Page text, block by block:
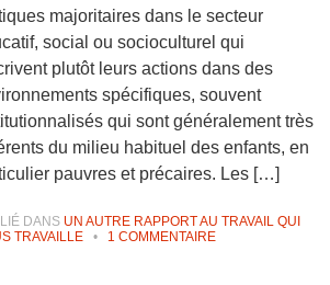
majoritaires dans le secteur
social ou socioculturel qui
plutôt leurs actions dans des
spécifiques, souvent
qui sont généralement très
du milieu habituel des enfants, en
pauvres et précaires. Les […]
DANS UN AUTRE RAPPORT AU TRAVAIL QUI
TRAVAILLE
• 1 COMMENTAIRE